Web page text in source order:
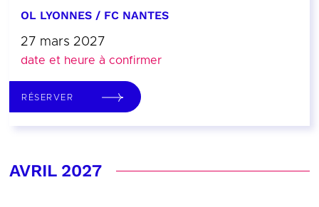
OL LYONNES / FC NANTES
27 mars 2027
date et heure à confirmer
RÉSERVER
AVRIL 2027